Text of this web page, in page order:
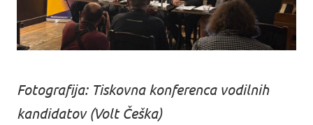
Fotografija: Tiskovna konferenca vodilnih
kandidatov (Volt Češka)